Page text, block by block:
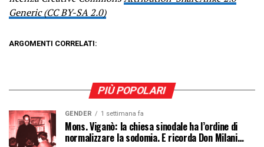
Generic (CC BY-SA 2.0)
ARGOMENTI CORRELATI:
PIÙ POPOLARI
GENDER 1 settimana fa
Mons. Viganò: la chiesa sinodale ha l’ordine di
normalizzare la sodomia. E ricorda Don Milani…